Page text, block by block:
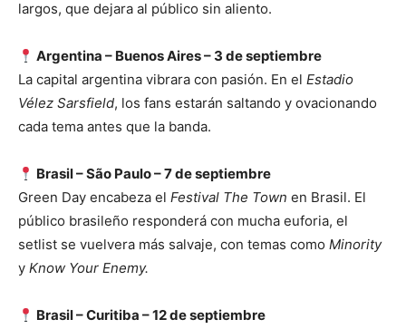
largos, que dejara al público sin aliento.
Argentina – Buenos Aires – 3 de septiembre
La capital argentina vibrara con pasión. En el Estadio
Vélez Sarsfield, los fans estarán saltando y ovacionando
cada tema antes que la banda.
Brasil –São Paulo – 7 de septiembre
Green Day encabeza el Festival The Town en Brasil. El
público brasileño responderá con mucha euforia, el
setlist se vuelvera más salvaje, con temas como Minority
y Know Your Enemy.
Brasil –Curitiba – 12 de septiembre